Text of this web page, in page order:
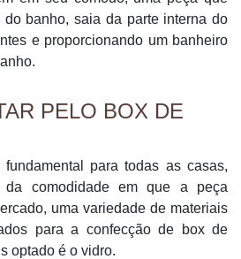
banho, saia da parte interna do
e proporcionando um banheiro
PELO BOX DE
para todas as casas,
comodidade em que a peça
uma variedade de materiais
para a confecção de box de
optado é o vidro.